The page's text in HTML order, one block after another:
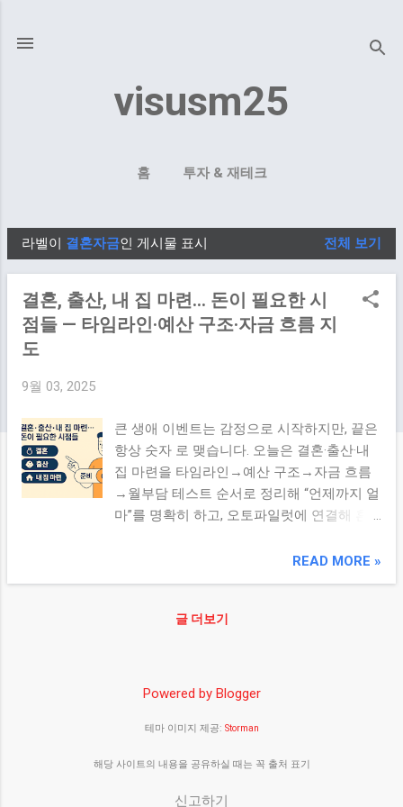
visusm25
홈 투자 & 재테크
글
라벨이 결혼자금인 게시물 표시 전체 보기
결혼, 출산, 내 집 마련… 돈이 필요한 시
점들 — 타임라인·예산 구조·자금 흐름 지
도
9월 03, 2025
큰 생애 이벤트는 감정으로 시작하지만, 끝은
항상 숫자 로 맺습니다. 오늘은 결혼·출산·내
집 마련을 타임라인→예산 구조→자금 흐름
→월부담 테스트 순서로 정리해 “언제까지 얼
마”를 명확히 하고, 오토파일럿에 연결해 흔
애 이벤트 타임라인(1·3·5·10년 포인트) 기간
계약 일정·비상금 3~6개월 □ 3년 신혼집 확
내 집 마련/중도금 일정, 자녀 초등 입학 주택
□ 10년 주거 업그레이드, 교육 적립, 은퇴 기
용 절감 □ 2) 결혼: 초기비용 vs 유지비를 먼
저 분리 구분 항목 포인트 초기 예식/스냅/신
READ MORE »
글 더보기
Powered by Blogger
테마 이미지 제공: Storman
해당 사이트의 내용을 공유하실 때는 꼭 출처 표기
신고하기